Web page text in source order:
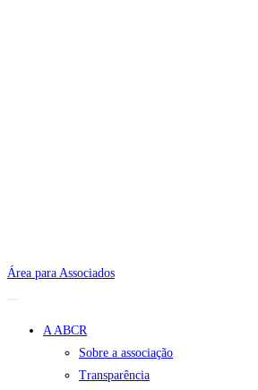
Área para Associados
A ABCR
Sobre a associação
Transparência